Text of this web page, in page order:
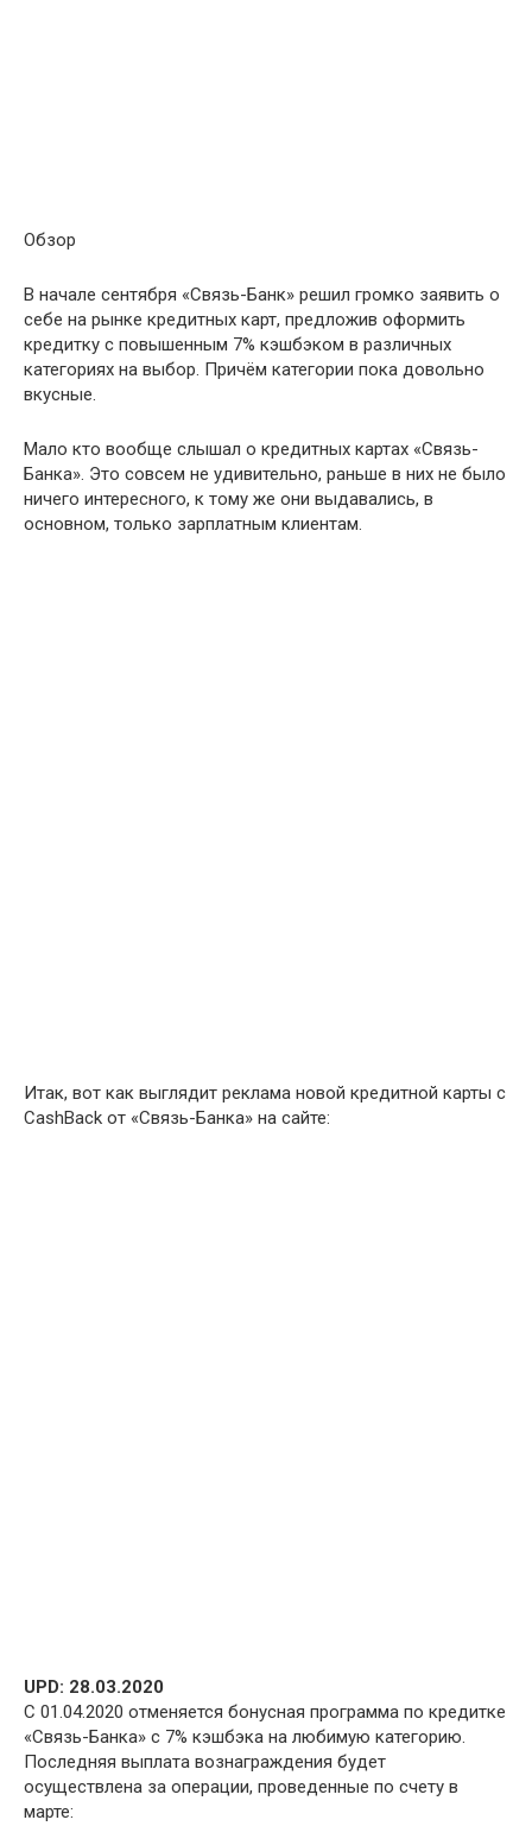
Обзор
В начале сентября «Связь-Банк» решил громко заявить о
себе на рынке кредитных карт, предложив оформить
кредитку с повышенным 7% кэшбэком в различных
категориях на выбор. Причём категории пока довольно
вкусные.
Мало кто вообще слышал о кредитных картах «Связь-
Банка». Это совсем не удивительно, раньше в них не было
ничего интересного, к тому же они выдавались, в
основном, только зарплатным клиентам.
Итак, вот как выглядит реклама новой кредитной карты с
CashBack от «Связь-Банка» на сайте:
UPD: 28.03.2020
С 01.04.2020 отменяется бонусная программа по кредитке
«Связь-Банка» с 7% кэшбэка на любимую категорию.
Последняя выплата вознаграждения будет
осуществлена за операции, проведенные по счету в
марте: